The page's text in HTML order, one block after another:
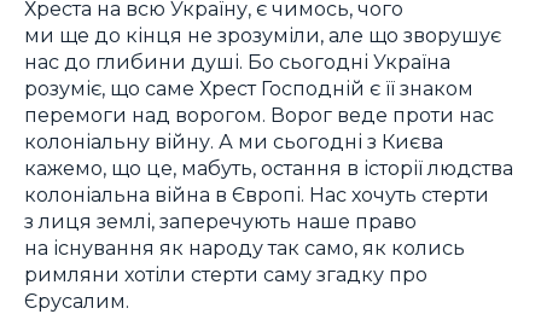
Хреста на всю Україну, є чимось, чого
ми ще до кінця не зрозуміли, але що зворушує
нас до глибини душі. Бо сьогодні Україна
розуміє, що саме Хрест Господній є її знаком
перемоги над ворогом. Ворог веде проти нас
колоніальну війну. А ми сьогодні з Києва
кажемо, що це, мабуть, остання в історії людства
колоніальна війна в Європі. Нас хочуть стерти
з лиця землі, заперечують наше право
на існування як народу так само, як колись
римляни хотіли стерти саму згадку про
Єрусалим.